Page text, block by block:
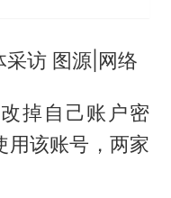
采访 图源|网络
掉自己账户密
用该账号，两家